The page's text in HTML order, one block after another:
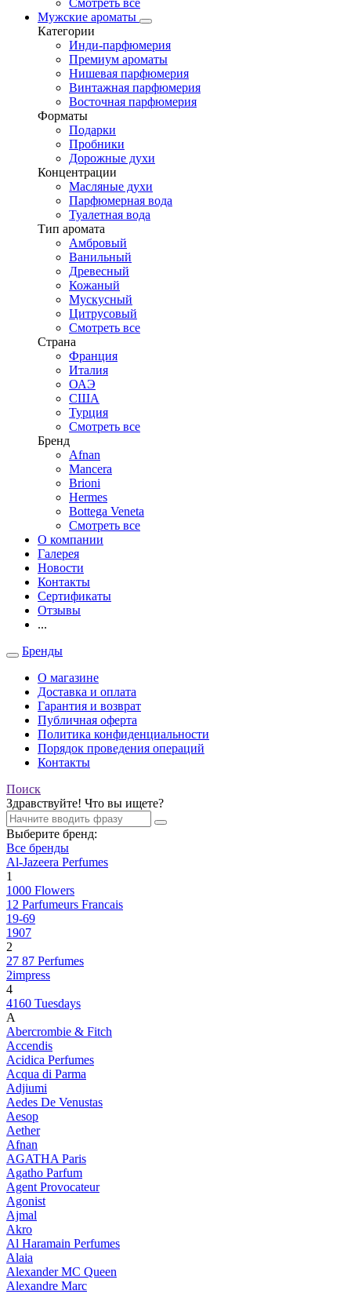
Смотреть все
Мужские ароматы
Категории
Инди-парфюмерия
Премиум ароматы
Нишевая парфюмерия
Винтажная парфюмерия
Восточная парфюмерия
Форматы
Подарки
Пробники
Дорожные духи
Концентрации
Масляные духи
Парфюмерная вода
Туалетная вода
Тип аромата
Амбровый
Ванильный
Древесный
Кожаный
Мускусный
Цитрусовый
Смотреть все
Страна
Франция
Италия
ОАЭ
США
Турция
Смотреть все
Бренд
Afnan
Mancera
Brioni
Hermes
Bottega Veneta
Смотреть все
О компании
Галерея
Новости
Контакты
Сертификаты
Отзывы
...
Бренды
О магазине
Доставка и оплата
Гарантия и возврат
Публичная оферта
Политика конфиденциальности
Порядок проведения операций
Контакты
Поиск
Здравствуйте! Что вы ищете?
Выберите бренд:
Все бренды
Al-Jazeera Perfumes
1
1000 Flowers
12 Parfumeurs Francais
19-69
1907
2
27 87 Perfumes
2impress
4
4160 Tuesdays
A
Abercrombie & Fitch
Accendis
Acidica Perfumes
Acqua di Parma
Adjiumi
Aedes De Venustas
Aesop
Aether
Afnan
AGATHA Paris
Agatho Parfum
Agent Provocateur
Agonist
Ajmal
Akro
Al Haramain Perfumes
Alaia
Alexander MC Queen
Alexandre Marc